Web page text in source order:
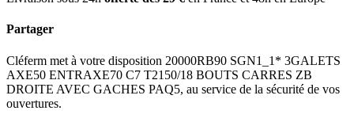
Partager
Cléferm met à votre disposition 20000RB90 SGN1_1* 3GALETS
AXE50 ENTRAXE70 C7 T2150/18 BOUTS CARRES ZB
DROITE AVEC GACHES PAQ5, au service de la sécurité de vos
ouvertures.